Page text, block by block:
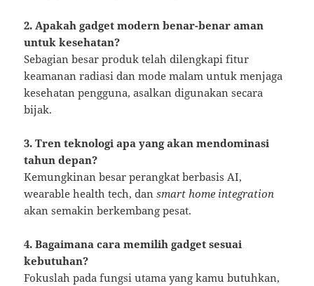
2. Apakah gadget modern benar-benar aman
untuk kesehatan?
Sebagian besar produk telah dilengkapi fitur
keamanan radiasi dan mode malam untuk menjaga
kesehatan pengguna, asalkan digunakan secara
bijak.
3. Tren teknologi apa yang akan mendominasi
tahun depan?
Kemungkinan besar perangkat berbasis AI,
wearable health tech, dansmart home integration
akan semakin berkembang pesat.
4. Bagaimana cara memilih gadget sesuai
kebutuhan?
Fokuslah pada fungsi utama yang kamu butuhkan,